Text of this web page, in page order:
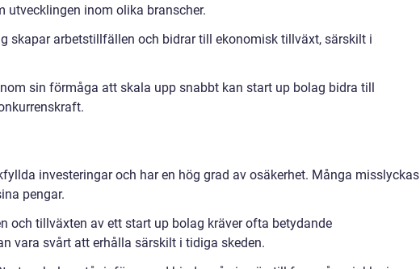
utvecklingen inom olika branscher.
skapar arbetstillfällen och bidrar till ekonomisk tillväxt, särskilt i
sin förmåga att skala upp snabbt kan start up bolag bidra till
investeringar och har en hög grad av osäkerhet. Många misslyckas
pengar.
och tillväxten av ett start up bolag kräver ofta betydande
vara svårt att erhålla särskilt i tidiga skeden.